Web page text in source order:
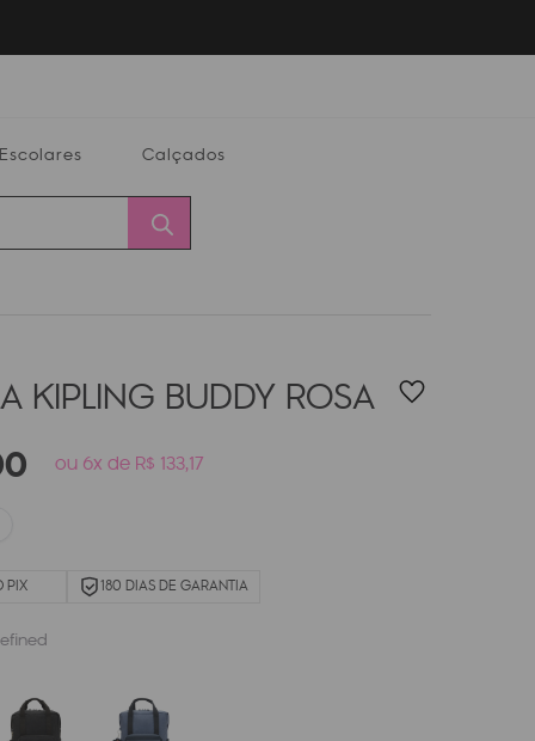
Escolares Calçados
KIPLING BUDDY ROSA
ou 6x de R$ 133,17
PIX 180 DIAS DE GARANTIA